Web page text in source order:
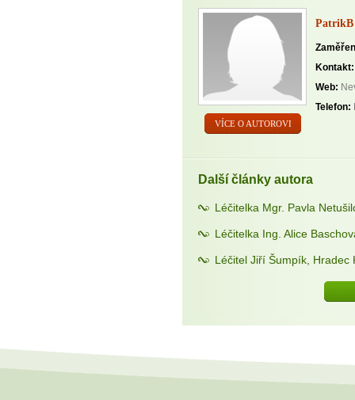
VÍCE O AUTOROVI
PatrikB
Kontakt:
Web:
Telefon:
Další články autora
Léčitelka Mgr. Pavla
Léčitelka Ing. Alice
Léčitel Jiří Šumpík, Hradec